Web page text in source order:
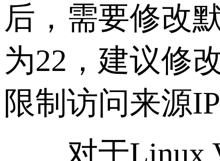
后，需要修改
为22，建议修
限制访问来源
对于Linux